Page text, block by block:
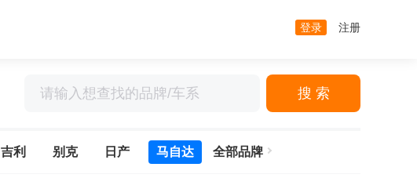
登录 注册
搜 索
吉利 别克 日产 马自达 全部品牌